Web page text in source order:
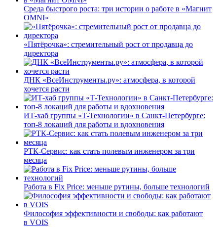
Среда быстрого роста: три истории о работе в «Магнит
OMNI»
«Пятёрочка»: стремительный рост от продавца до
директора
ДНК «ВсеИнструменты.ру»: атмосфера, в которой
хочется расти
ИТ-хаб группы «Т-Технологии» в Санкт-Петербурге:
топ-8 локаций для работы и вдохновения
РТК-Сервис: как стать полевым инженером за три
месяца
Работа в Fix Price: меньше рутины, больше технологий
Философия эффективности и свободы: как работают
в VOIS